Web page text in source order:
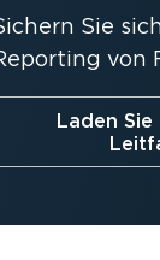
Sie
von
Laden Sie